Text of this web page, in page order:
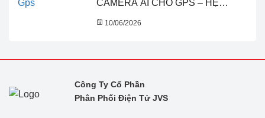
CAMERA AI CHO GPS – HỆ
THỐNG ĐÔ THỊ THÔNG MINH
10/06/2026
Công Ty Cổ Phần
Phân Phối Điện Tử JVS